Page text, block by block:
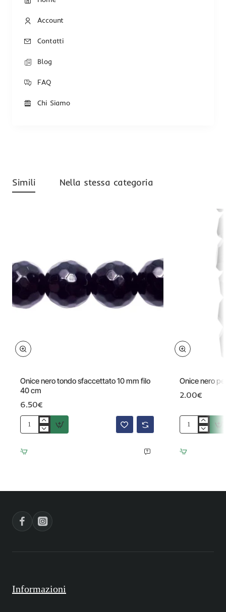
Account
Contatti
Blog
FAQ
Chi Siamo
Simili Nella stessa categoria
Onice nero tondo sfaccettato 10 mm filo
40 cm
6.50€
Onice
tondo
sfaccettato
Onice nero
2.00€
Onice
pepita
20
Informazioni